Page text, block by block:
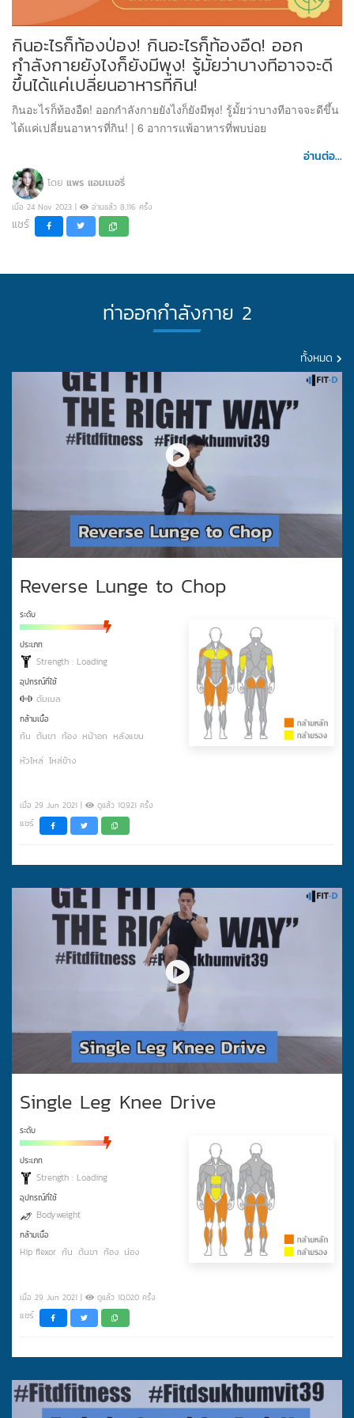
กินอะไรก็ท้องป่อง! กินอะไรก็ท้องอืด! ออก
กำลังกายยังไงก็ยังมีพุง! รู้มั้ยว่าบางทีอาจจะดี
ขึ้นได้แค่เปลี่ยนอาหารที่กิน!
กินอะไรก็ท้องอืด! ออกกำลังกายยังไงก็ยังมีพุง! รู้มั้ยว่าบางทีอาจจะดีขึ้น
ได้แค่เปลี่ยนอาหารที่กิน! | 6 อาการแพ้อาหารที่พบบ่อย
อ่านต่อ...
โดย แพร แอมเมอรี่
เมื่อ 24 Nov 2023 | อ่านแล้ว 8,116 ครั้ง
แชร์
ท่าออกกำลังกาย 2
ทั้งหมด
Reverse Lunge to Chop
ระดับ
ประเภท
Strength : Loading
อุปกรณ์ที่ใช้
ดัมเบล
กล้ามเนื้อ
ก้น ต้นขา ท้อง หน้าอก หลังแขน
หัวไหล่ ไหล่ข้าง
เมื่อ 29 Jun 2021 | ดูแล้ว 10,921 ครั้ง
แชร์
Single Leg Knee Drive
ระดับ
ประเภท
Strength : Loading
อุปกรณ์ที่ใช้
Bodyweight
กล้ามเนื้อ
Hip flexor ก้น ต้นขา ท้อง น่อง
เมื่อ 29 Jun 2021 | ดูแล้ว 10,020 ครั้ง
แชร์